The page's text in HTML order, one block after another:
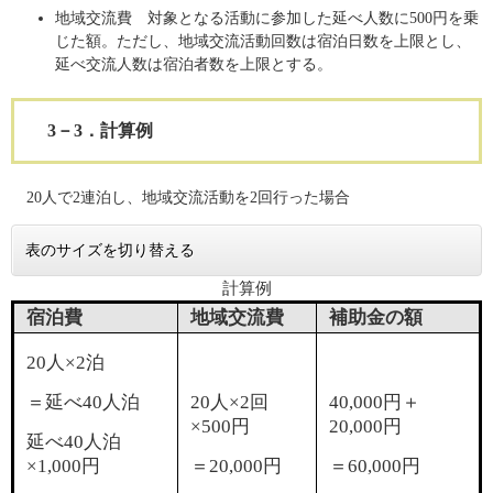
地域交流費 対象となる活動に参加した延べ人数に500円を乗
じた額。ただし、地域交流活動回数は宿泊日数を上限とし、
延べ交流人数は宿泊者数を上限とする。
3－3．計算例
20人で2連泊し、地域交流活動を2回行った場合
表のサイズを切り替える
計算例
宿泊費 地域交流費 補助金の額
20人×2泊
＝延べ40人泊
延べ40人泊
×1,000円
20人×2回
×500円
＝20,000円
40,000円＋
20,000円
＝60,000円